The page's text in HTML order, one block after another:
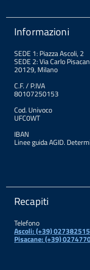
Informazioni
SEDE 1: Piazza Ascoli, 2
SEDE 2: Via Carlo
20129, Milano
C.F. / P.IVA
80107250153
Cod. Univoco
UFC0WT
IBAN
Linee guida AGID.
Recapiti
Telefono
Ascoli: (+39) 027382515
Pisacane: (+39)